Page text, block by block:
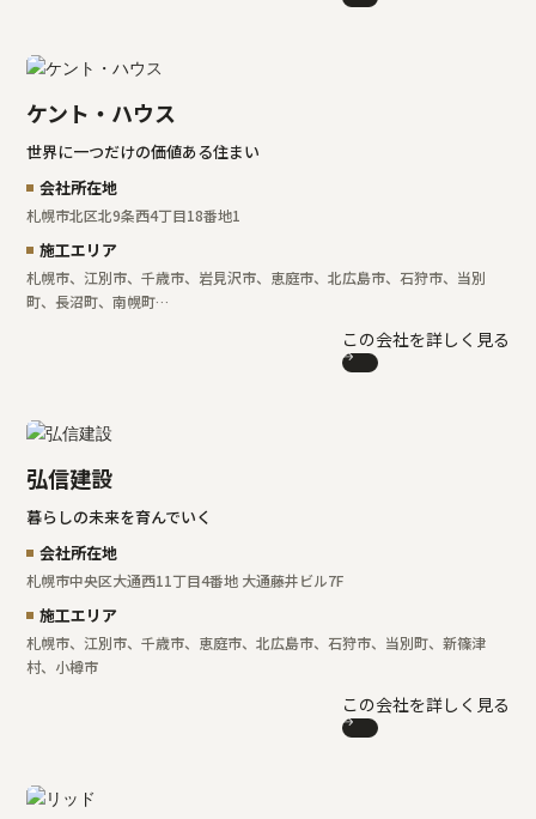
ケント・ハウス
世界に一つだけの価値ある住まい
会社所在地
札幌市北区北9条西4丁目18番地1
施工エリア
札幌市、江別市、千歳市、岩見沢市、恵庭市、北広島市、石狩市、当別
町、長沼町、南幌町…
この会社を詳しく見る
弘信建設
暮らしの未来を育んでいく
会社所在地
札幌市中央区大通西11丁目4番地 大通藤井ビル7F
施工エリア
札幌市、江別市、千歳市、恵庭市、北広島市、石狩市、当別町、新篠津
村、小樽市
この会社を詳しく見る